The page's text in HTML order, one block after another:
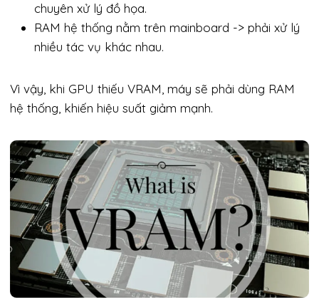
chuyên xử lý đồ họa.
RAM hệ thống nằm trên mainboard -> phải xử lý
nhiều tác vụ khác nhau.
Vì vậy, khi GPU thiếu VRAM, máy sẽ phải dùng RAM
hệ thống, khiến hiệu suất giảm mạnh.